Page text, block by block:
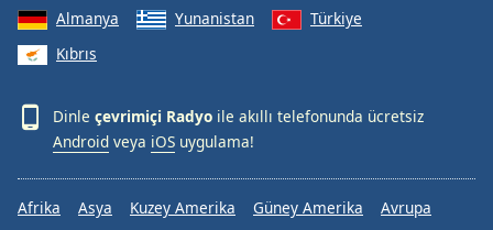
Almanya
Yunanistan
Türkiye
Kıbrıs
Dinle çevrimiçi Radyo ile akıllı telefonunda ücretsiz
Android veya iOS uygulama!
Afrika Asya Kuzey Amerika Güney Amerika
Avrupa